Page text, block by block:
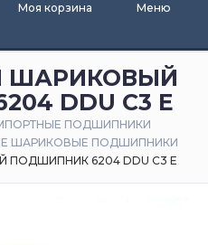
Моя корзина Меню
ШАРИКОВЫЙ
DDU C3 E
ПОДШИПНИКИ
ШАРИКОВЫЕ ПОДШИПНИКИ
6204 DDU C3 E